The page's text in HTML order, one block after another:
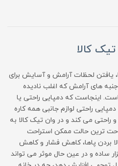
کالا
یافتن لحظات آرامش و آسایش برای
های آرامش که اغلب نادیده
اینجاست که دمپایی راحتی یا
راحتی لوازم جانبی همه کاره
می کند و در وان تیک کالا به
ترین حالت ممکن استراحت
بردن پاها، کاهش فشار و کاهش
ساده و در عین حال موثر می تواند